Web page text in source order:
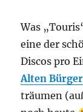
Was
eine der
Discos pro
Alten Bürger
träumen